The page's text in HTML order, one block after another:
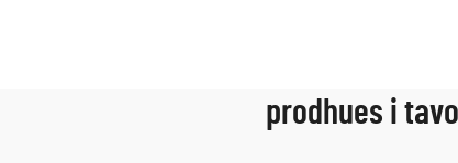
prodhues i